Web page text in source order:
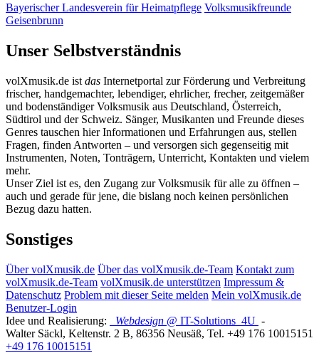
Bayerischer Landesverein für Heimatpflege Volksmusikfreunde
Geisenbrunn
Unser Selbstverständnis
volXmusik.de ist das Internetportal zur Förderung und Verbreitung
frischer, handgemachter, lebendiger, ehrlicher, frecher, zeitgemäßer
und bodenständiger Volksmusik aus Deutschland, Österreich,
Südtirol und der Schweiz. Sänger, Musikanten und Freunde dieses
Genres tauschen hier Informationen und Erfahrungen aus, stellen
Fragen, finden Antworten – und versorgen sich gegenseitig mit
Instrumenten, Noten, Tonträgern, Unterricht, Kontakten und vielem
mehr.
Unser Ziel ist es, den Zugang zur Volksmusik für alle zu öffnen –
auch und gerade für jene, die bislang noch keinen persönlichen
Bezug dazu hatten.
Sonstiges
Über volXmusik.de Über das volXmusik.de-Team Kontakt zum
volXmusik.de-Team volXmusik.de unterstützen Impressum &
Datenschutz Problem mit dieser Seite melden Mein volXmusik.de
Benutzer-Login
Idee und Realisierung:
Webdesign @ IT-Solutions 4U -
Walter Säckl, Keltenstr. 2 B, 86356 Neusäß, Tel. +49 176 10015151
+49 176 10015151